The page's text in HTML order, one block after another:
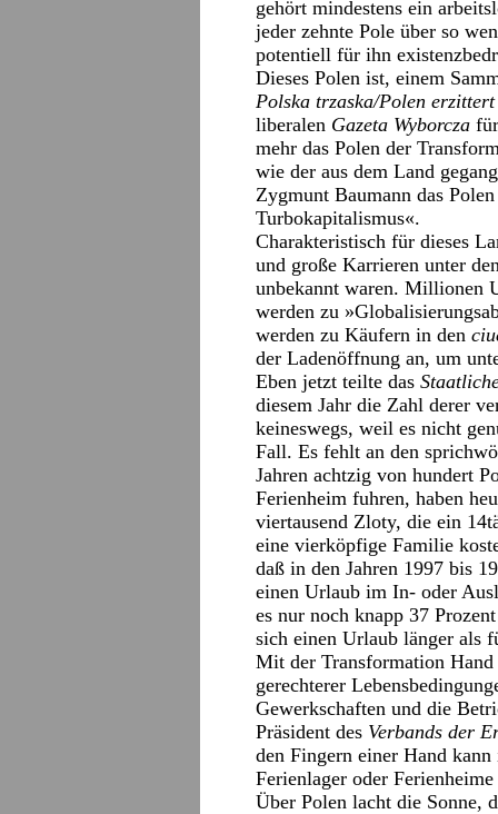
gehört mindestens ein
jeder zehnte Pole über so
potentiell für ihn
Dieses Polen ist, einem
Polska trzaska/Polen erzittert
liberalen Gazeta Wyborcza
mehr das Polen der
wie der aus dem Land
Zygmunt Baumann das
Turbokapitalismus«.
Charakteristisch für dieses
und große Karrieren unter
unbekannt waren. Millionen
werden zu
werden zu Käufern in den
der Ladenöffnung an, um
Eben jetzt teilte das
diesem Jahr die Zahl derer
keineswegs, weil es nicht
Fall. Es fehlt an den
Jahren achtzig von hundert
Ferienheim fuhren, haben
viertausend Zloty, die ein
eine vierköpfige Familie
daß in den Jahren 1997 bis
einen Urlaub im In- oder
es nur noch knapp 37
sich einen Urlaub länger als
Mit der Transformation
gerechterer
Gewerkschaften und die
Präsident des Verbands der
den Fingern einer Hand
Ferienlager oder
Über Polen lacht die Sonne,